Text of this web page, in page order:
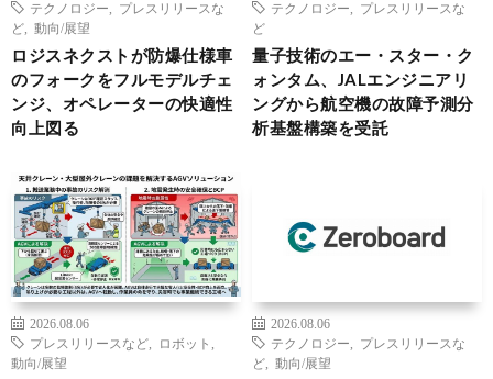
テクノロジー
プレスリリースな
ど
動向/展望
ロジスネクストが防爆仕様車
のフォークをフルモデルチェ
ンジ、オペレーターの快適性
向上図る
テクノロジー
プレスリリースな
ど
量子技術のエー・スター・ク
ォンタム、JALエンジニアリ
ングから航空機の故障予測分
析基盤構築を受託
2026.08.06
プレスリリースなど
ロボット
動向/展望
2026.08.06
テクノロジー
プレスリリースな
ど
動向/展望